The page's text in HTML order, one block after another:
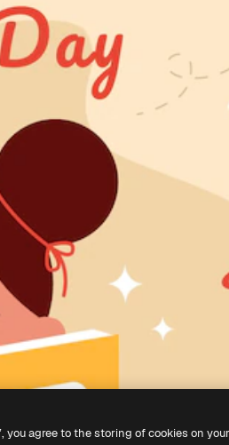
you agree to the storing of cookies on